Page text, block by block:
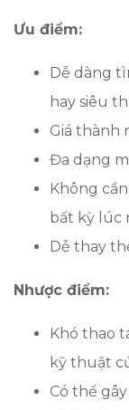
Ưu điểm:
Dễ dàng
hay siêu
Giá thành
Đa dạng
Không
bất kỳ lúc
Dễ thay
Nhược điểm:
Khó thao
kỹ thuật
Có thể